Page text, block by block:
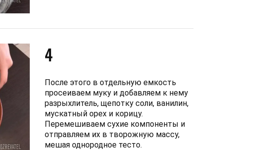
4
После этого в отдельную емкость
просеиваем муку и добавляем к нему
разрыхлитель, щепотку соли, ванилин,
мускатный орех и корицу.
Перемешиваем сухие компоненты и
отправляем их в творожную массу,
мешая однородное тесто.